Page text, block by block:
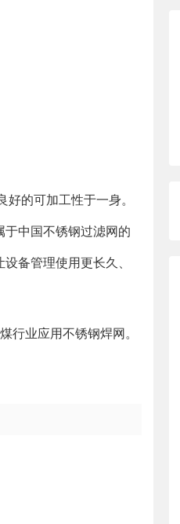
的可加工性于一身。
中国不锈钢过滤网的
备管理使用更长久、
业应用不锈钢焊网。